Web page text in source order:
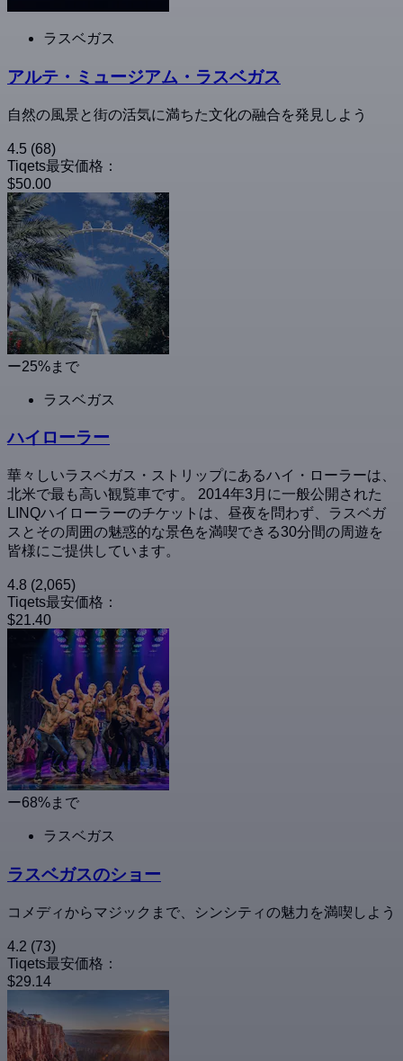
ラスベガス
アルテ・ミュージアム・ラスベガス
自然の風景と街の活気に満ちた文化の融合を発見しよう
4.5 (68)
Tiqets最安価格：
$50.00
ー25%まで
ラスベガス
ハイローラー
華々しいラスベガス・ストリップにあるハイ・ローラーは、
北米で最も高い観覧車です。 2014年3月に一般公開された
LINQハイローラーのチケットは、昼夜を問わず、ラスベガ
スとその周囲の魅惑的な景色を満喫できる30分間の周遊を
皆様にご提供しています。
4.8 (2,065)
Tiqets最安価格：
$21.40
ー68%まで
ラスベガス
ラスベガスのショー
コメディからマジックまで、シンシティの魅力を満喫しよう
4.2 (73)
Tiqets最安価格：
$29.14